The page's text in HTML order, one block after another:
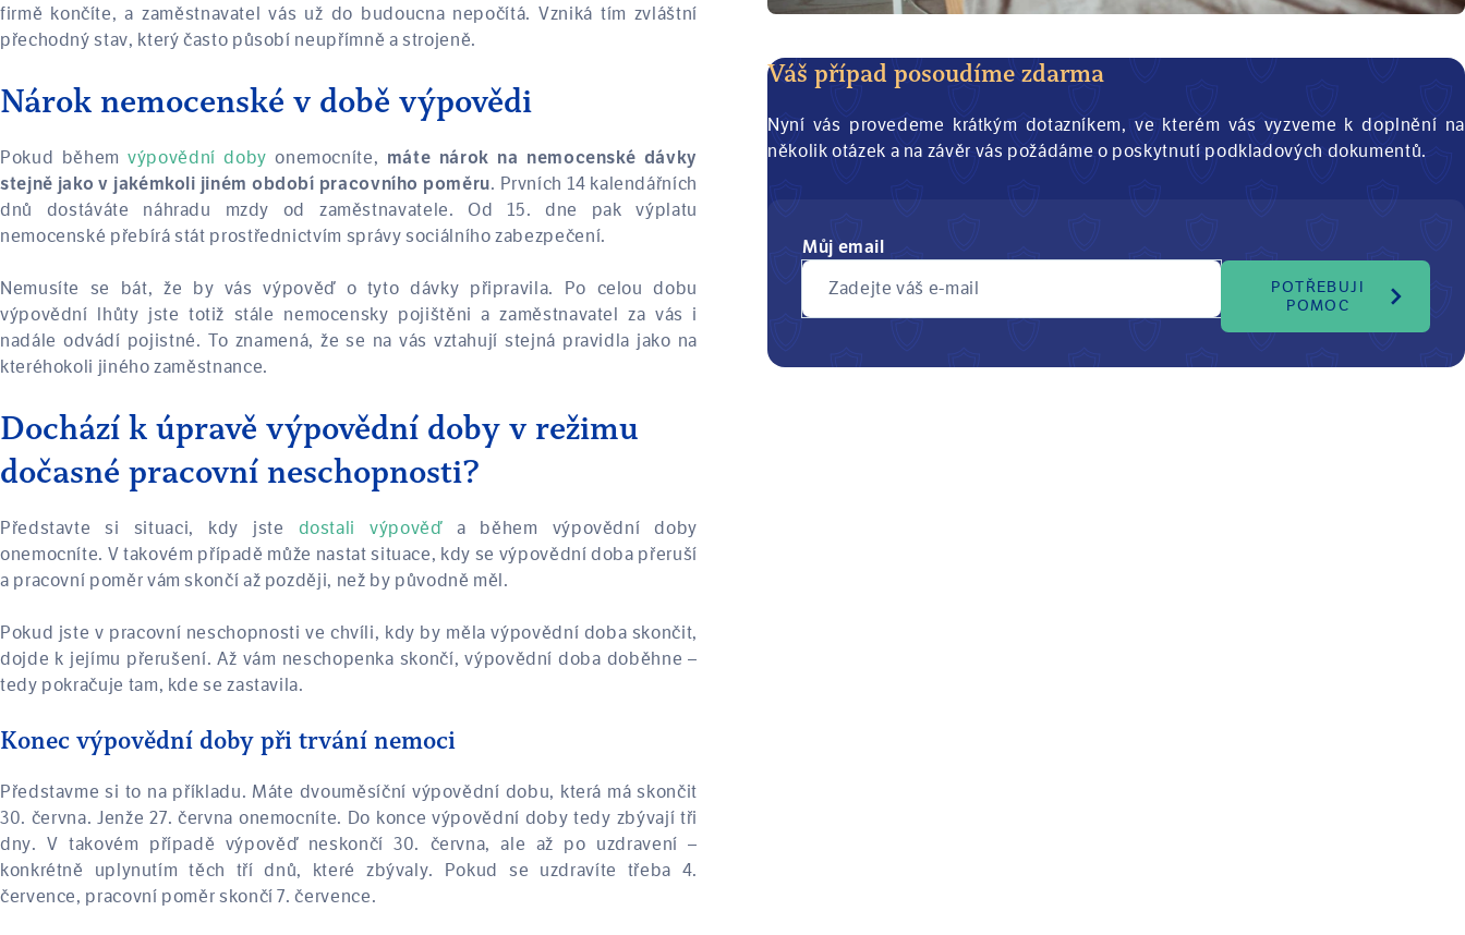
firmě končíte, a zaměstnavatel vás už do budoucna nepočítá. Vzniká tím zvláštní
přechodný stav, který často působí neupřímně a strojeně.
Nárok nemocenské v době výpovědi
Pokud běhemvýpovědní doby onemocníte, máte nárok na nemocenské dávky
stejně jako v jakémkoli jiném období pracovního poměru. Prvních 14 kalendářních
dnů dostáváte náhradu mzdy od zaměstnavatele. Od 15. dne pak výplatu
nemocenské přebírá stát prostřednictvím správy sociálního zabezpečení.
Nemusíte se bát, že by vás výpověď o tyto dávky připravila. Po celou dobu
výpovědní lhůty jste totiž stále nemocensky pojištěni a zaměstnavatel za vás i
nadále odvádí pojistné. To znamená, že se na vás vztahují stejná pravidla jako na
kteréhokoli jiného zaměstnance.
Dochází k úpravě výpovědní doby v režimu
dočasné pracovní neschopnosti?
Představte si situaci, kdy jste dostali výpověďa během výpovědní doby
onemocníte. V takovém případě může nastat situace, kdy se výpovědní doba přeruší
a pracovní poměr vám skončí až později, než by původně měl.
Pokud jste v pracovní neschopnosti ve chvíli, kdy by měla výpovědní doba skončit,
dojde k jejímu přerušení. Až vám neschopenka skončí, výpovědní doba doběhne –
tedy pokračuje tam, kde se zastavila.
Konec výpovědní doby při trvání nemoci
Představme si to na příkladu. Máte dvouměsíční výpovědní dobu, která má skončit
30. června. Jenže 27. června onemocníte. Do konce výpovědní doby tedy zbývají tři
dny. V takovém případě výpověď neskončí 30. června, ale až po uzdravení –
konkrétně uplynutím těch tří dnů, které zbývaly. Pokud se uzdravíte třeba 4.
července, pracovní poměr skončí 7. července.
Váš případ posoudíme zdarma
Nyní vás provedeme krátkým dotazníkem, ve kterém vás vyzveme k doplnění na
několik otázek a na závěr vás požádáme o poskytnutí podkladových dokumentů.
Můj email
Zadejte váš e-mail
POTŘEBUJI
POMOC